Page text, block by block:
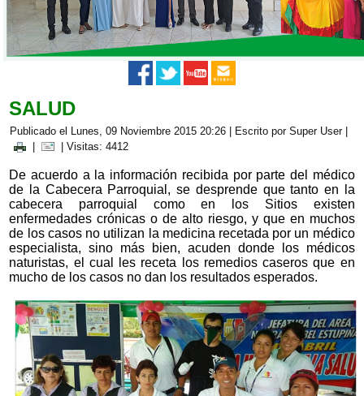
SALUD
Publicado el Lunes, 09 Noviembre 2015 20:26 Escrito por Super User|
| Visitas: 4412
De acuerdo a la información recibida por parte del médico
de la Cabecera Parroquial, se desprende que tanto en la
cabecera parroquial como en los Sitios existen
enfermedades crónicas o de alto riesgo, y que en muchos
de los casos no utilizan la medicina recetada por un médico
especialista, sino más bien, acuden donde los médicos
naturistas, el cual les receta los remedios caseros que en
mucho de los casos no dan los resultados esperados.